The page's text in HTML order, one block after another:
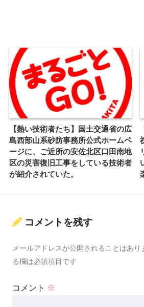
【熱い技術者たち】国土交通省の広
島西部山系砂防事務所公式ホームペ
ージに、ご近所の安佐北区口田南地
区の災害復旧工事をしている技術者
が紹介されていた。
コメントを残す
メールアドレスが公開されることはあり
る欄は必須項目です
コメント ※